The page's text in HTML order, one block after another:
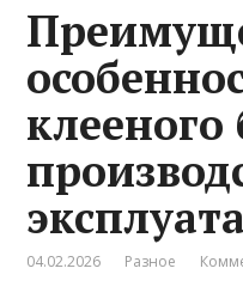
клееного
04.02.2026 Разное